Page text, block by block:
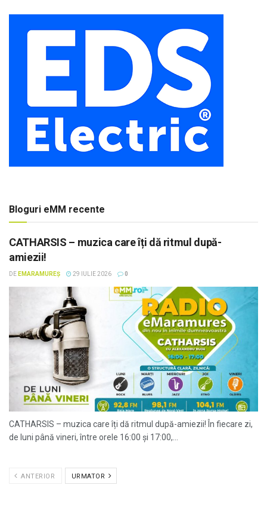
Bloguri eMM recente
CATHARSIS – muzica care îți dă ritmul după-
amiezii!
DE EMARAMUREȘ 29 IULIE 2026 0
CATHARSIS – muzica care îți dă ritmul după-amiezii! În fiecare zi,
de luni până vineri, între orele 16:00 și 17:00,...
ANTERIOR URMATOR